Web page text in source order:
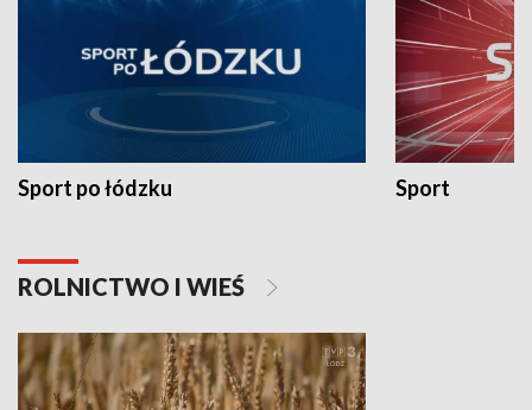
Sport po łódzku Sport
ROLNICTWO I WIEŚ